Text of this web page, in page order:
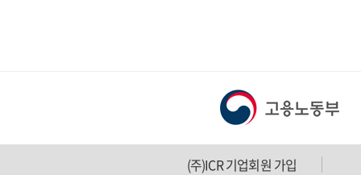
(주)ICR 기업회원 가입